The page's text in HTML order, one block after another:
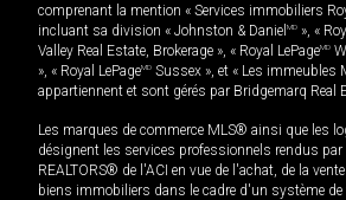
comprenant la mention « Services immobiliers
incluant sa division « Johnston & Daniel MD », «
Valley Real Estate, Brokerage », « Royal LePageMD
», « Royal LePageMD Sussex », et « Les immeubles
appartiennent et sont gérés par Bridgemarq Real
Les marques de commerce MLS® ainsi que les
désignent les services professionnels rendus par
REALTORS® de l'ACI en vue de l'achat, de la
biens immobiliers dans le cadre d'un système de